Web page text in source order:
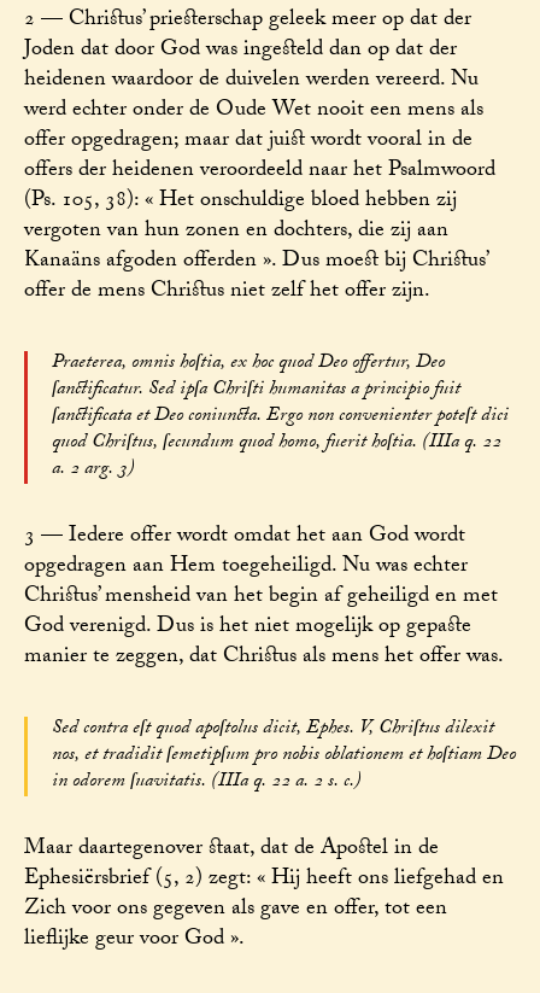
2 — Christus’ priesterschap geleek meer op dat der
Joden dat door God was ingesteld dan op dat der
heidenen waardoor de duivelen werden vereerd. Nu
werd echter onder de Oude Wet nooit een mens als
offer opgedragen; maar dat juist wordt vooral in de
offers der heidenen veroordeeld naar het Psalmwoord
(Ps. 105, 38): « Het onschuldige bloed hebben zij
vergoten van hun zonen en dochters, die zij aan
Kanaäns afgoden offerden ». Dus moest bij Christus’
offer de mens Christus niet zelf het offer zijn.
Praeterea, omnis hoſtia, ex hoc quod Deo offertur, Deo
ſanctificatur. Sed ipſa Chriſti humanitas a principio fuit
ſanctificata et Deo coniuncta. Ergo non convenienter poteſt dici
quod Chriſtus, ſecundum quod homo, fuerit hoſtia. (IIIa q. 22
a. 2 arg. 3)
3 — Iedere offer wordt omdat het aan God wordt
opgedragen aan Hem toegeheiligd. Nu was echter
Christus’ mensheid van het begin af geheiligd en met
God verenigd. Dus is het niet mogelijk op gepaste
manier te zeggen, dat Christus als mens het offer was.
Sed contra eſt quod apoſtolus dicit, Ephes. V, Chriſtus dilexit
nos, et tradidit ſemetipſum pro nobis oblationem et hoſtiam Deo
in odorem ſuavitatis. (IIIa q. 22 a. 2 s. c.)
Maar daartegenover staat, dat de Apostel in de
Ephesiërsbrief (5, 2) zegt: « Hij heeft ons liefgehad en
Zich voor ons gegeven als gave en offer, tot een
lieflijke geur voor God ».